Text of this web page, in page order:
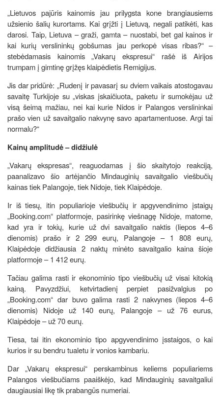
„Lietuvos pajūris kainomis jau prilygsta kone brangiausiems
užsienio šalių kurortams. Kai grįžti į Lietuvą, negali patikėti, kas
darosi. Taip, Lietuva – graži, gamta – nuostabi, bet gal kainos ir
kai kurių verslininkų gobšumas jau perkopė visas ribas?“ –
stebėdamasis kainomis „Vakarų ekspresui“ rašė iš Airijos
trumpam į gimtinę grįžęs klaipėdietis Remigijus.
Jis dar pridūrė: „Rudenį ir pavasarį su dviem vaikais atostogavau
savaitę Turkijoje su „viskas įskaičiuota„ paketu ir sumokėjau už
visą šeimą mažiau, nei kai kurie Nidos ir Palangos verslininkai
prašo vien už savaitgalio nakvynę savo apartamentuose. Argi tai
normalu?“
Kainų amplitudė – didžiulė
„Vakarų ekspresas“, reaguodamas į šio skaitytojo reakciją,
paanalizavo šio artėjančio Mindauginių savaitgalio viešbučių
kainas tiek Palangoje, tiek Nidoje, tiek Klaipėdoje.
Ir iš tiesų, itin populiarioje viešbučių ir apgyvendinimo įstaigų
„Booking.com“ platformoje, pasirinkę viešnagę Nidoje, matome,
kad yra ir tokių, kurie už dvi savaitgalio naktis (liepos 4–6
dienomis) prašo ir 2 299 eurų, Palangoje – 1 808 eurų,
Klaipėdoje didžiausia 2 naktų minėto savaitgalio kaina šioje
platformoje – 1 412 eurų.
Tačiau galima rasti ir ekonominio tipo viešbučių už visai kitokią
kainą. Pavyzdžiui, ketvirtadienį perpiet pasižvalgius po
„Booking.com“ dar buvo galima rasti 2 nakvynes (liepos 4–6
dienomis) Nidoje už 140 eurų, Palangoje – už 76 eurus,
Klaipėdoje – už 70 eurų.
Tiesa, tai itin ekonominio tipo apgyvendinimo įsstaigos, o kai
kurios ir su bendru tualetu ir vonios kambariu.
Dar „Vakarų ekspresui“ perskambinus keliems populiariems
Palangos viešbučiams paaiškėjo, kad Mindauginių savaitgaliui
daugiausiai likę tik prabangūs numeriai.